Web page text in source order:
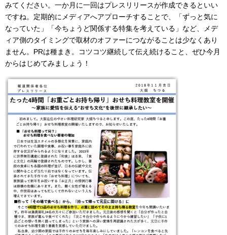
みてください。一か月に一回はプレスリリースが作成できるといい
ですね。定期的にメディアへアプローチすることで、「ずっと気に
なっていた」「今ちょうど関係する特集を考えている」など、メデ
ィア側のタイミングで取材のオファーにつながることは少なくあり
ません。PRは種まき。コツコツ継続して伝え続けること、ぜひ今月
からはじめてみましょう！